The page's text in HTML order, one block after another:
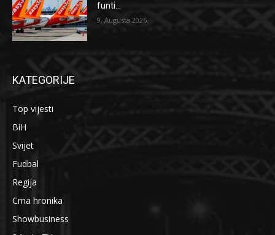
funti...
9. Augusta 2026.
KATEGORIJE
Top vijesti
BiH
Svijet
Fudbal
Regija
Crna hronika
Showbusiness